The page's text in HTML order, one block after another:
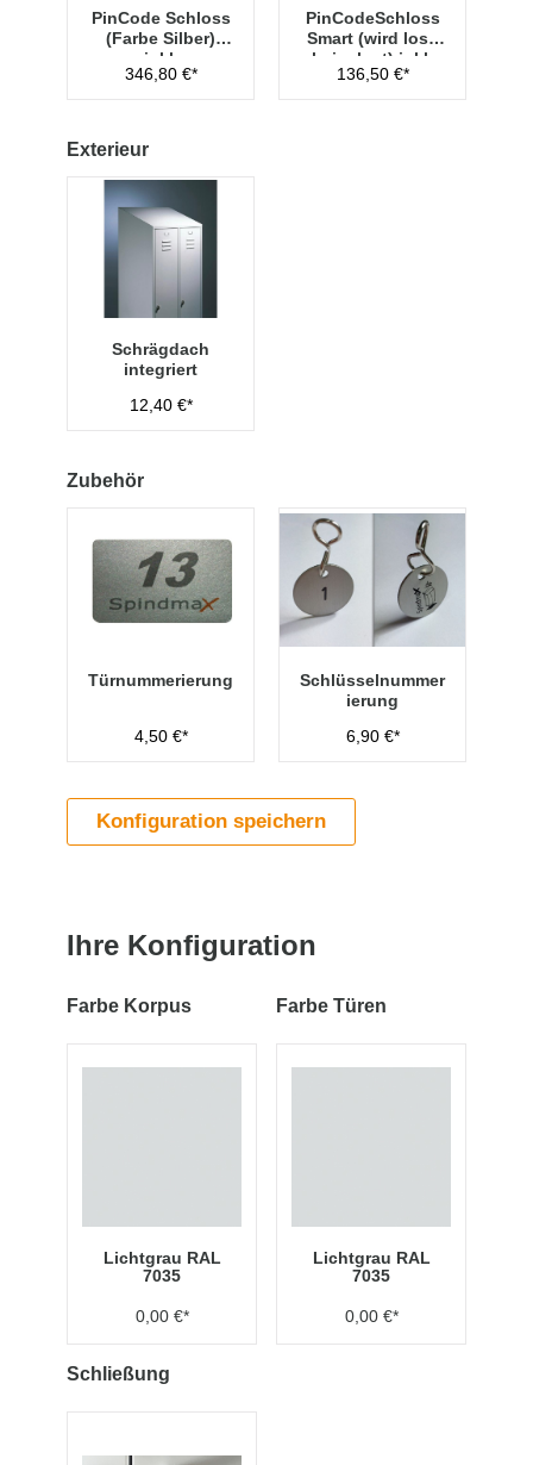
PinCode Schloss
(Farbe Silber)
inkl.
Hauptschlüssel
Typ 1
346,80 €*
PinCodeSchloss
Smart (wird lose
beigelegt) inkl.
Managementschl
üssel
136,50 €*
Exterieur
Schrägdach
integriert
12,40 €*
Zubehör
Türnummerierung
4,50 €*
Schlüsselnummer
ierung
6,90 €*
Konfiguration speichern
Ihre Konfiguration
Farbe Korpus
Lichtgrau RAL
7035
0,00 €*
Farbe Türen
Lichtgrau RAL
7035
0,00 €*
Schließung